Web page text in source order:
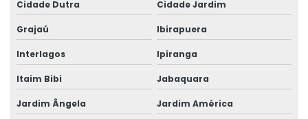
Engenharia Estrutural
Engenharia Turnkey Para Galpões
Engenheiro Calculista Estrutural
Engenheiro Civil Calculista Estrutural
Escritório de cálculo estrutural
Cidade Dutra Cidade Jardim
Grajaú Ibirapuera
Interlagos Ipiranga
Itaim Bibi Jabaquara
Jardim Ângela Jardim América